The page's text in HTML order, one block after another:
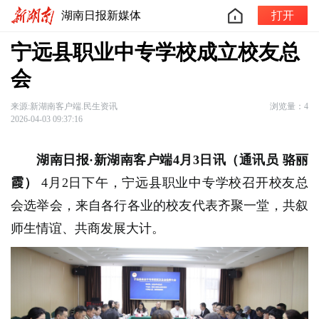
湖南日报新媒体 打开
宁远县职业中专学校成立校友总
会
来源:新湖南客户端.民生资讯
浏览量：4
2026-04-03 09:37:16
湖南日报·新湖南客户端4月3日讯（通讯员 骆丽
霞）
4月2日下午，宁远县职业中专学校召开校友总
会选举会，来自各行各业的校友代表齐聚一堂，共叙
师生情谊、共商发展大计。